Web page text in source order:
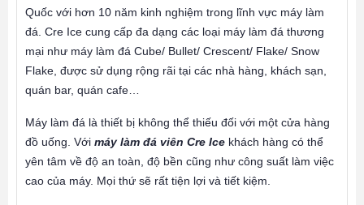
Quốc với hơn 10 năm kinh nghiệm trong lĩnh vực máy làm
đá. Cre Ice cung cấp đa dạng các loại máy làm đá thương
mại như máy làm đá Cube/ Bullet/ Crescent/ Flake/ Snow
Flake, được sử dụng rộng rãi tại các nhà hàng, khách sạn,
quán bar, quán cafe…
Máy làm đá là thiết bị không thể thiếu đối với một cửa hàng
đồ uống. Với máy làm đá viên Cre Ice khách hàng có thể
yên tâm về độ an toàn, độ bền cũng như công suất làm việc
cao của máy. Mọi thứ sẽ rất tiện lợi và tiết kiệm.